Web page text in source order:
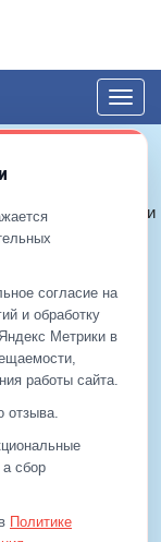
ЕДС-Королёв
обработку ПДн
929-99-99
512-00-11
согласие на
и обработку
Метрики в
работы сайта.
отзыва.
а сбор
Политике